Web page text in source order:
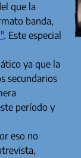
que la
banda,
. Este especial
ya que la
secundarios
período y
eso no